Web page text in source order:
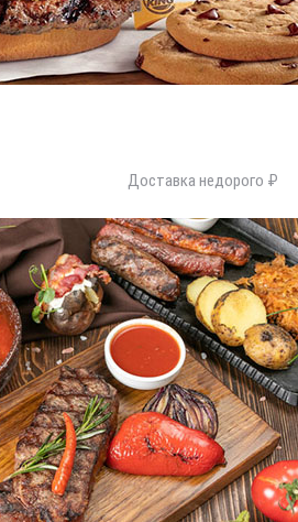
Доставка недорого ₽